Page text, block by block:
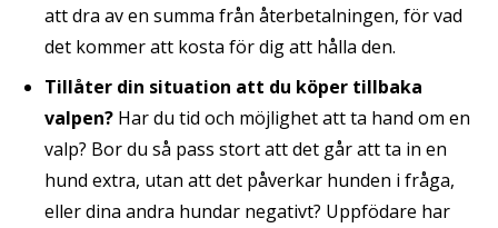
att dra av en summa från återbetalningen, för vad
det kommer att kosta för dig att hålla den.
Tillåter din situation att du köper tillbaka
valpen? Har du tid och möjlighet att ta hand om en
valp? Bor du så pass stort att det går att ta in en
hund extra, utan att det påverkar hunden i fråga,
eller dina andra hundar negativt? Uppfödare har